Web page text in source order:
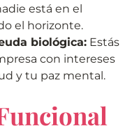
está en el
el horizonte.
biológica: Estás
con intereses
y tu paz mental.